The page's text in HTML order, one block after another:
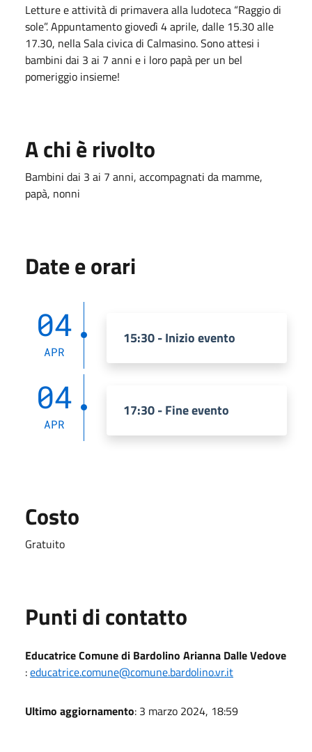
Letture e attività di primavera alla ludoteca “Raggio di
sole”. Appuntamento giovedì 4 aprile, dalle 15.30 alle
17.30, nella Sala civica di Calmasino. Sono attesi i
bambini dai 3 ai 7 anni e i loro papà per un bel
pomeriggio insieme!
A chi è rivolto
Bambini dai 3 ai 7 anni, accompagnati da mamme,
papà, nonni
Date e orari
04
APR
15:30 - Inizio evento
04
APR
17:30 - Fine evento
Costo
Gratuito
Punti di contatto
Educatrice Comune di Bardolino Arianna Dalle Vedove
:educatrice.comune@comune.bardolino.vr.it
Ultimo aggiornamento: 3 marzo 2024, 18:59